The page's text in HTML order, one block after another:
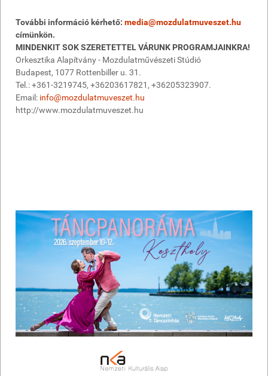
További információ kérhető: media@mozdulatmuveszet.hu
címünkön.
MINDENKIT SOK SZERETETTEL VÁRUNK PROGRAMJAINKRA!
Orkesztika Alapítvány - Mozdulatművészeti Stúdió
Budapest, 1077 Rottenbiller u. 31.
Tel.: +361-3219745, +36203617821, +36205323907.
Email: info@mozdulatmuveszet.hu
http://www.mozdulatmuveszet.hu